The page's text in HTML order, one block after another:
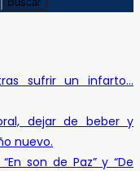
sufrir un infarto…
dejar de beber y
nuevo.
son de Paz” y “De